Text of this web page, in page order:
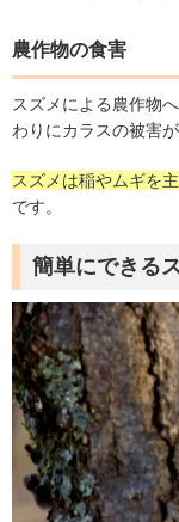
農作物の食害
スズメによる農作物
わりにカラスの被害
スズメは稲やムギを
です。
簡単にできる